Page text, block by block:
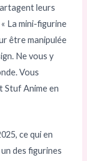
leurs
« La mini-figurine
être manipulée
Ne vous y
Vous
Stuf Anime en
ce qui en
des figurines